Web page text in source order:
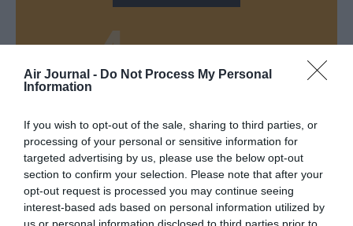
Air Journal - Do Not Process My Personal
Information
If you wish to opt-out of the sale, sharing to third parties, or
processing of your personal or sensitive information for
targeted advertising by us, please use the below opt-out
section to confirm your selection. Please note that after your
opt-out request is processed you may continue seeing
interest-based ads based on personal information utilized by
Mathématiquesa commenté l'article :
19 h 23 sans escale : le Boeing 777F de National
Airlines relie l’Écosse à l’Australie